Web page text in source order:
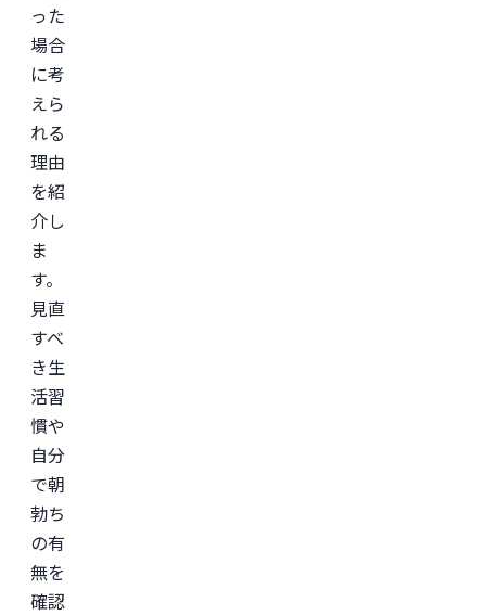
った
場合
に考
えら
れる
理由
を紹
介し
ま
す。
見直
すべ
き生
活習
慣や
自分
で朝
勃ち
の有
無を
確認